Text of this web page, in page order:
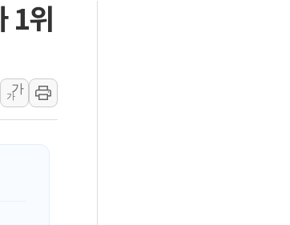
, 주주환원 속도…"3분기 추가 방안 발표"
산업개발, 노원구 어르신에 삼계탕 배식 봉사
용적률 400% 적용하니…재건축보다 재개발 사업성 개선↑
튜브 양육 콘텐츠 '소셜아이어워드' 대상 수상
1위
가
가